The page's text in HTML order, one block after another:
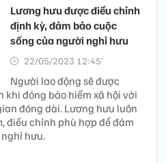
Lương hưu được điều chỉnh
định kỳ, đảm bảo cuộc
sống của người nghỉ hưu
22/05/2023 12:45’
Người lao động sẽ được
đóng bảo hiểm xã hội với
đóng dài. Lương hưu luôn
điều chỉnh phù hợp để đảm
hưu.